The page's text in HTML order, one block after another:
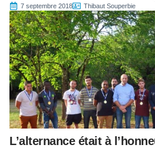
7 septembre 2018 Thibaut Souperbie
L’alternance était à